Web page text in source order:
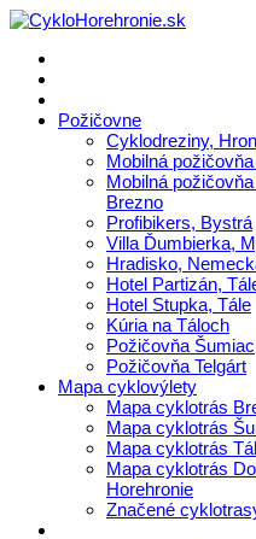
Požičovne
Cyklodreziny,
Mobilná
Mobilná
Brezno
Profibikers, Bystrá
Villa Ďumbierka,
Hradisko,
Hotel Partizán,
Hotel Stupka, Tále
Kúria na Táloch
Požičovňa Šumiac
Požičovňa Telgárt
Mapa cyklovýlety
Mapa cyklotrás
Mapa cyklotrás
Mapa cyklotrás
Mapa cyklotrás
Horehronie
Značené